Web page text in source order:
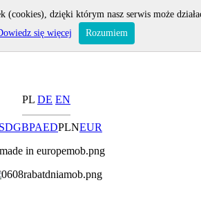
PL DE EN
GBPAEDPLNEUR
(cookies), dzięki którym nasz serwis może
się więcej Rozumiem